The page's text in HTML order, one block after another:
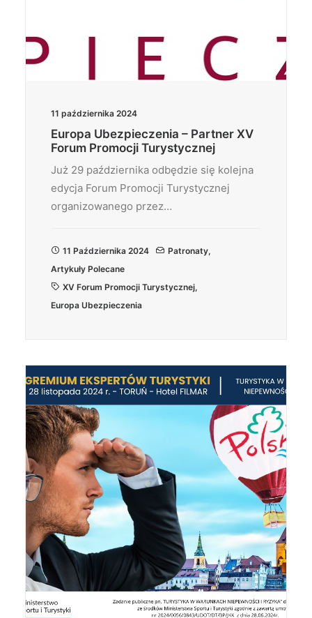
11 października 2024
Europa Ubezpieczenia – Partner XV
Forum Promocji Turystycznej
Już 29 października odbędzie się kolejna
edycja Forum Promocji Turystycznej
organizowanego przez…
11 Października 2024 Patronaty,
Artykuły Polecane
XV Forum Promocji Turystycznej,
Europa Ubezpieczenia